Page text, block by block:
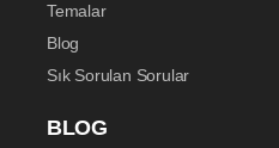
Temalar
Blog
Sık Sorulan Sorular
BLOG